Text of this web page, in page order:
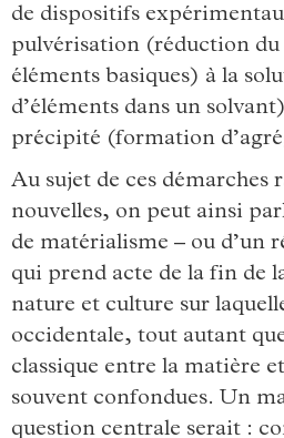
de dispositifs
pulvérisation (réduction du
éléments basiques) à la
d’éléments dans un
précipité (formation
Au sujet de ces démarches
nouvelles, on peut ainsi
de matérialisme – ou d’un
qui prend acte de la fin de
nature et culture sur
occidentale, tout autant
classique entre la matière
souvent confondues. Un
question centrale serait :